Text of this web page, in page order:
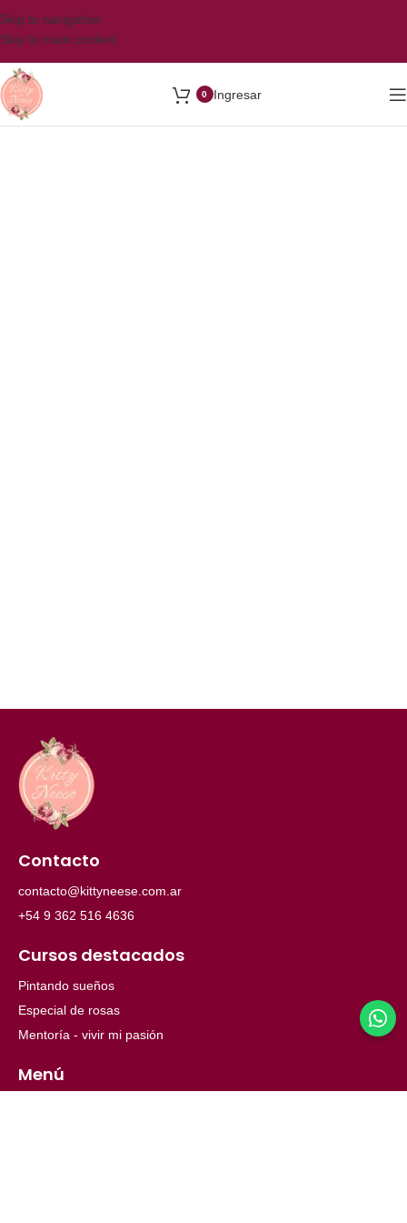
Skip to navigation
Skip to main content
0 Ingresar
Contacto
contacto@kittyneese.com.ar
+54 9 362 516 4636
Cursos destacados
Pintando sueños
Especial de rosas
Mentoría - vivir mi pasión
Menú